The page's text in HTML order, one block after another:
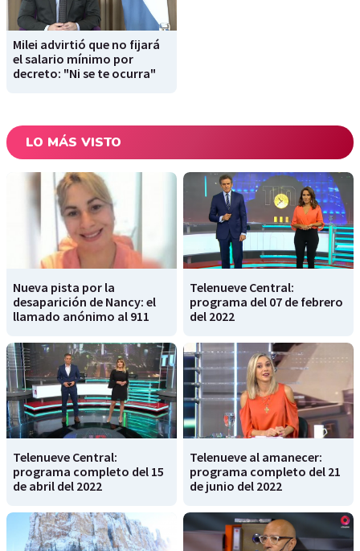
Milei advirtió que no fijará
el salario mínimo por
decreto: "Ni se te ocurra"
LO MÁS VISTO
Nueva pista por la
desaparición de Nancy: el
llamado anónimo al 911
Telenueve Central:
programa del 07 de febrero
del 2022
Telenueve Central:
programa completo del 15
de abril del 2022
Telenueve al amanecer:
programa completo del 21
de junio del 2022